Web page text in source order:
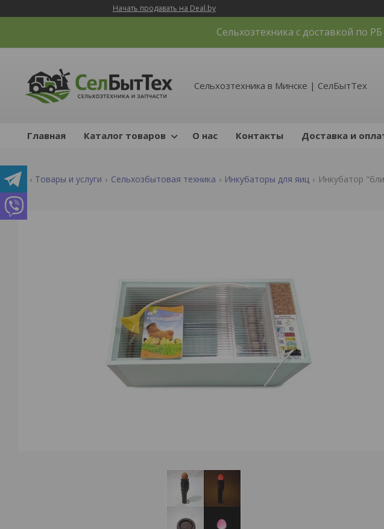
Начать продавать на Deal.by
Сельхозтехника с доставкой по
Сельхозтехника в Минске | СелБытТех
Главная Каталог товаров О нас Контакты Доставка и
Товары и услуги Сельхозбытовая техника Инкубаторы для яиц Инкубатор